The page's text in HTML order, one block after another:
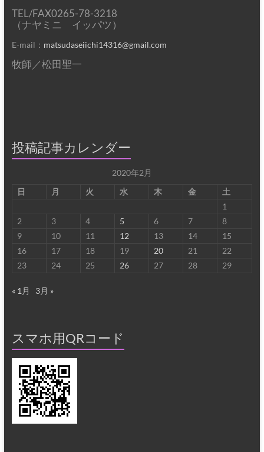
TEL/FAX0265-78-3218
（ナヤミニ イッパツ）
E-mail： matsudaseiichi14316@gmail.com
牧師／松田聖一
投稿記事カレンダー
2020年2月
日
月 火 水 木 金
土
1
2
3 4 5 6 7
8
9
10 11 12 13 14
15
16
17 18 19 20 21
22
23
24 25 26 27 28 29
« 1月 3月 »
スマホ用QRコード